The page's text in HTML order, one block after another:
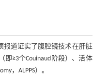
报道证实了腹腔镜技术在肝脏
≥3个Couinaud阶段）、活体
，ALPPS）。